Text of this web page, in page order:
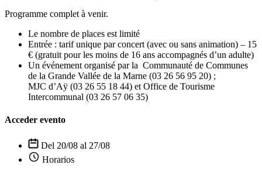
Programme complet à venir.
Le nombre de places est limité
Entrée : tarif unique par concert (avec ou sans animation) – 15
€ (gratuit pour les moins de 16 ans accompagnés d’un adulte)
Un événement organisé par la Communauté de Communes
de la Grande Vallée de la Marne (03 26 56 95 20) ;
MJC d’Aÿ (03 26 55 18 44) et Office de Tourisme
Intercommunal (03 26 57 06 35)
Acceder evento
Del 20/08 al 27/08
Horarios